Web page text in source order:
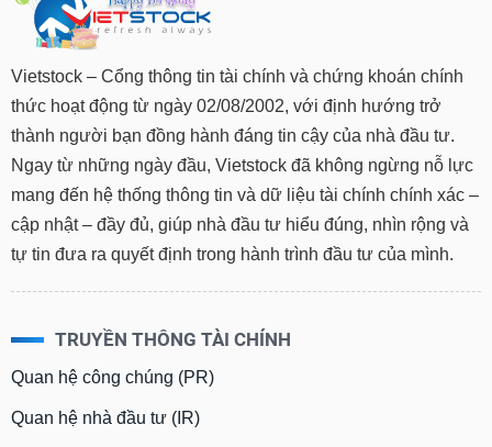
Vietstock – Cổng thông tin tài chính và chứng khoán chính
thức hoạt động từ ngày 02/08/2002, với định hướng trở
thành người bạn đồng hành đáng tin cậy của nhà đầu tư.
Ngay từ những ngày đầu, Vietstock đã không ngừng nỗ lực
mang đến hệ thống thông tin và dữ liệu tài chính chính xác –
cập nhật – đầy đủ, giúp nhà đầu tư hiểu đúng, nhìn rộng và
tự tin đưa ra quyết định trong hành trình đầu tư của mình.
TRUYỀN THÔNG TÀI CHÍNH
Quan hệ công chúng (PR)
Quan hệ nhà đầu tư (IR)